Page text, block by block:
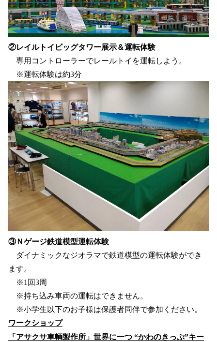
②レイルトイビッグタワー展示＆運転体験
専用コントローラーでレールトイを運転しよう。
※運転体験は約3分
③Ｎゲージ鉄道模型運転体験
ダイナミックなジオラマで鉄道模型の運転体験ができ
ます。
※1回3周
※持ち込み車両の運転はできません。
※小学生以下のお子様は保護者同伴で参加ください。
ワークショップ
「アサクサ車輌製作所」世界に一つ “かわのきっぷ”キー